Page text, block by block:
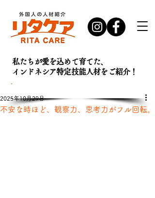
私たちが愛を込めて育てた、
インドネシア特定技能人材を ご紹介！
不安な時ほど、観察力、思考力がフル回転。
2025年10月29日